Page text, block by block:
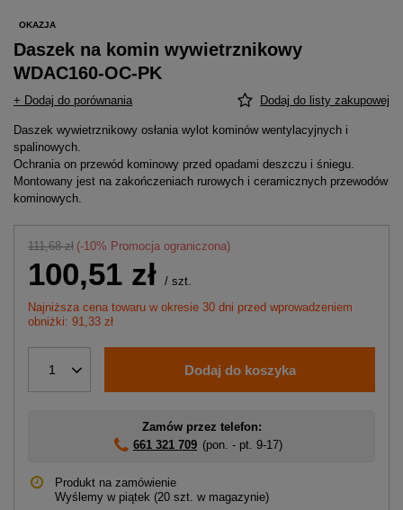
OKAZJA
Daszek na komin wywietrznikowy
WDAC160-OC-PK
+ Dodaj do porównania Dodaj do listy zakupowej
Daszek wywietrznikowy osłania wylot kominów wentylacyjnych i
spalinowych.
Ochrania on przewód kominowy przed opadami deszczu i śniegu.
Montowany jest na zakończeniach rurowych i ceramicznych przewodów
kominowych.
111,68 zł (-10% Promocja ograniczona)
100,51 zł / szt.
Najniższa cena towaru w okresie 30 dni przed wprowadzeniem
obniżki: 91,33 zł
1 Dodaj do koszyka
Zamów przez telefon:
661 321 709 (pon. - pt. 9-17)
Produkt na zamówienie
Wyślemy w piątek (20 szt. w magazynie)